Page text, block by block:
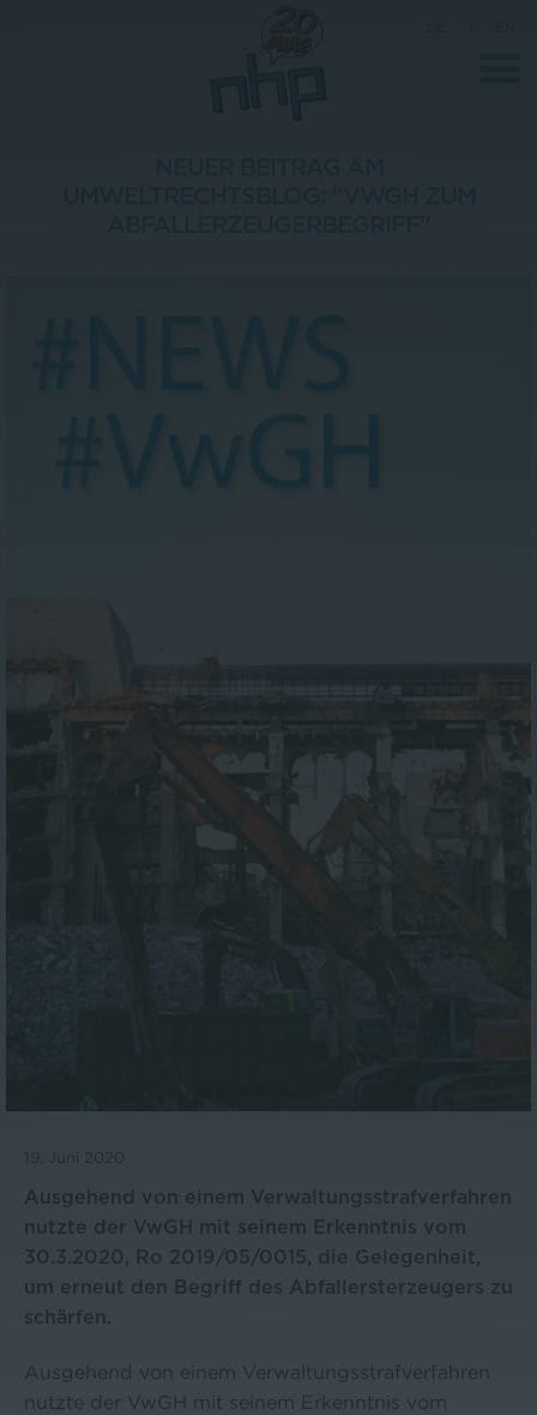
19. Juni 2020
Ausgehend von einem Verwaltungsstrafverfahren
nutzte der VwGH mit seinem Erkenntnis vom
30.3.2020, Ro 2019/05/0015, die Gelegenheit,
um erneut den Begriff des Abfallersterzeugers zu
schärfen.
Ausgehend von einem Verwaltungsstrafverfahren
nutzte der VwGH mit seinem Erkenntnis vom